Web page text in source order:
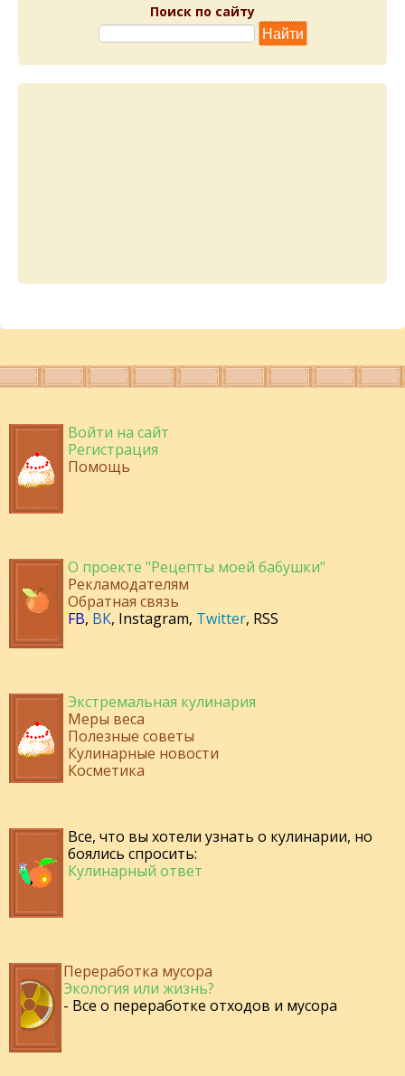
Поиск по сайту
Войти на сайт
Регистрация
Помощь
О проекте "Рецепты моей бабушки"
Рекламодателям
Обратная связь
FB, ВК, Instagram, Twitter, RSS
Экстремальная кулинария
Меры веса
Полезные советы
Кулинарные новости
Косметика
Все, что вы хотели узнать о кулинарии, но
боялись спросить:
Кулинарный ответ
Переработка мусора
Экология или жизнь?
- Все о переработке отходов и мусора